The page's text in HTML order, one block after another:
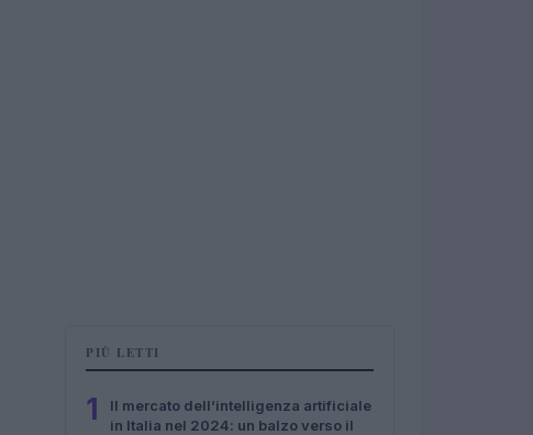
PIÙ LETTI
1
Il mercato dell’intelligenza artificiale
in Italia nel 2024: un balzo verso il